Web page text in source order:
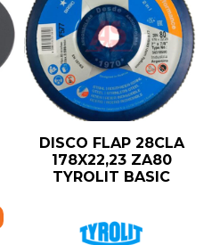
DISCO FLAP 28CLA
178X22,23 ZA80
TYROLIT BASIC